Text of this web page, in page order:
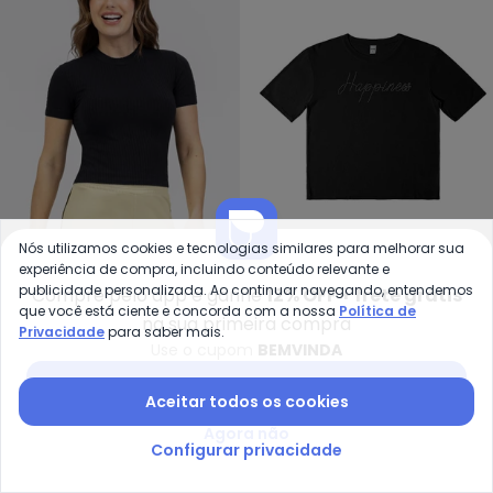
Habana - Blusa em Canelado
Blusa em Canelado
(Preto)
HABANA
R$ 44,95R$ 89,90
Blusa Feminina Manga
Curta Visco Tricot
ROVITEX
-74%
-50% NEW
Compre pelo app e ganhe12% OFF + frete grátis
na sua primeira compra
Nós utilizamos cookies e tecnologias similares para melhorar sua
experiência de compra, incluindo conteúdo relevante e
publicidade personalizada. Ao continuar navegando, entendemos
que você está ciente e concorda com a nossa Política de
Privacidadepara saber mais.
Aceitar todos os cookies
Configurar privacidade